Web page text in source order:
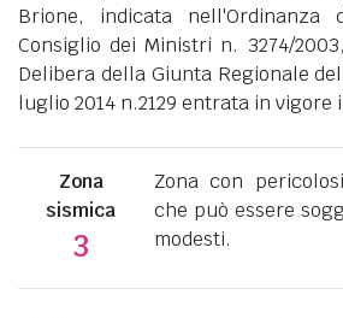
Brione, indicata nell'Ordinanza
Consiglio dei Ministri n. 3274/
Delibera della Giunta Regionale
luglio 2014 n.2129 entrata in vigore
Zona
sismica
3
Zona con
che può essere
modesti.